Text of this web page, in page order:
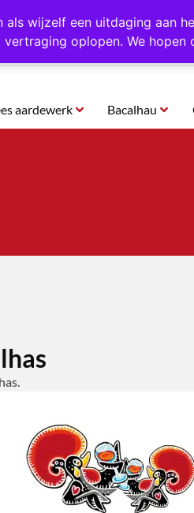
wijzelf een uitdaging aan
oplopen. We hopen
1000 verschillende producten op
aardewerk Bacalhau